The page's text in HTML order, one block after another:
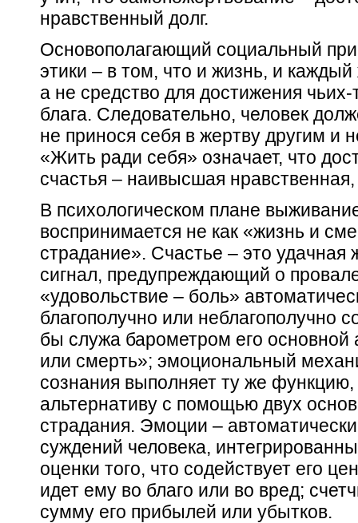
нравственный долг.
Основополагающий социальный
этики – в том, что и жизнь, и
а не средство для достижения
блага. Следовательно, человек
не принося себя в жертву другим и
«Жить ради себя» означает, что
счастья – наивысшая
В психологическом плане
воспринимается не как «жизнь и
страдание». Счастье – это удачная
сигнал, предупреждающий о
«удовольствие – боль»
благополучно или неблагополучно
бы служа барометром его основной
или смерть»; эмоциональный
сознания выполняет ту же
альтернативу с помощью двух
страдания. Эмоции –
суждений человека,
оценки того, что содействует его
идет ему во благо или во вред;
сумму его прибылей или убытков.